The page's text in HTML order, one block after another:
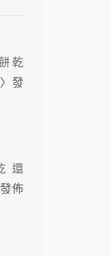
乾
〉發
還
佈